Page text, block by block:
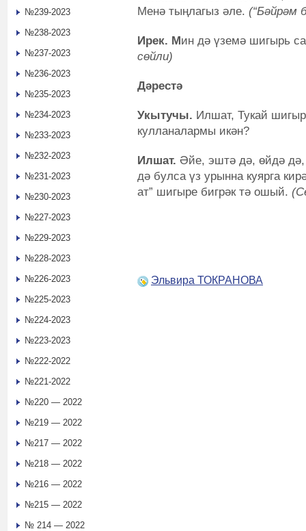
Менә тыңлагыз әле. (“Бәйрәм
Ирек. Мин дә үземә шигырь
сөйли)
Дәрестә
Укытучы. Илшат, Тукай
кулланалармы икән?
Илшат. Әйе, эштә дә, өйдә дә,
дә булса үз урынна куярга
ат” шигыре бигрәк тә ошый.
Эльвира ТОКРАНОВА
№239-2023
№238-2023
№237-2023
№236-2023
№235-2023
№234-2023
№233-2023
№232-2023
№231-2023
№230-2023
№227-2023
№229-2023
№228-2023
№226-2023
№225-2023
№224-2023
№223-2023
№222-2022
№221-2022
№220 — 2022
№219 — 2022
№217 — 2022
№218 — 2022
№216 — 2022
№215 — 2022
№ 214 — 2022